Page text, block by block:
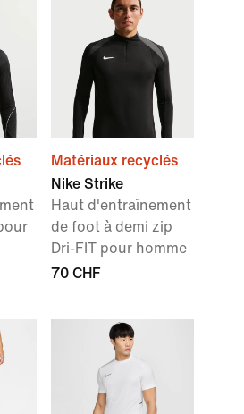
Matériaux recyclés
Nike Strike
Haut d'entraînement
de foot à demi zip
Dri-FIT pour homme
70 CHF